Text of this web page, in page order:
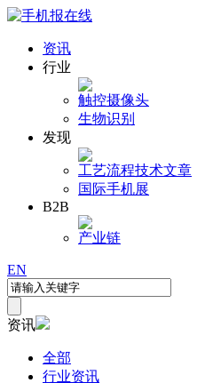
资讯
行业
触控摄像头
生物识别
发现
工艺流程技术文章
国际手机展
B2B
产业链
EN
资讯
全部
行业资讯